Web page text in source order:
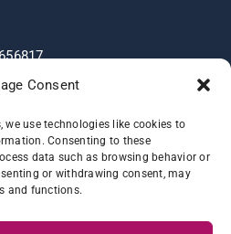
Consent
we use technologies like cookies to
Consenting to these
data such as browsing behavior or
or withdrawing consent, may
and functions.